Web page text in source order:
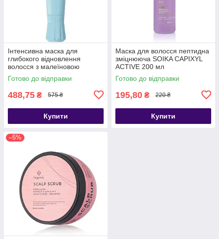
Інтенсивна маска для
глибокого відновлення
волосся з малеїновою
кислотою NEQI Treatment
Treasure Build Boost 1
Готово до відправки
488,75 ₴ 575 ₴
Купити
Маска для волосся пептидна
зміцнююча SOIKA CAPIXYL
ACTIVE 200 мл
Готово до відправки
195,80 ₴ 220 ₴
Купити
–5%